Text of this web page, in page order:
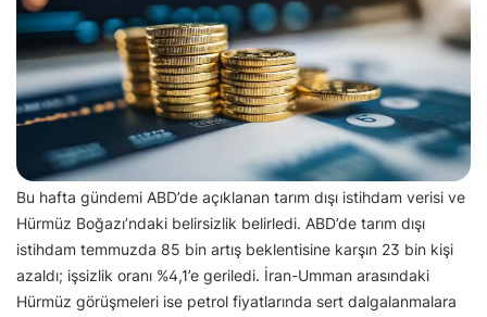
Bu hafta gündemi ABD’de açıklanan tarım dışı istihdam verisi ve
Hürmüz Boğazı’ndaki belirsizlik belirledi. ABD’de tarım dışı
istihdam temmuzda 85 bin artış beklentisine karşın 23 bin kişi
azaldı; işsizlik oranı %4,1’e geriledi. İran-Umman arasındaki
Hürmüz görüşmeleri ise petrol fiyatlarında sert dalgalanmalara